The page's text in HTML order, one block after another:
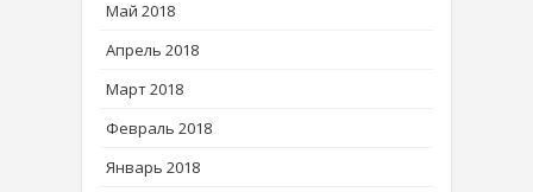
Май 2018
Апрель 2018
Март 2018
Февраль 2018
Январь 2018